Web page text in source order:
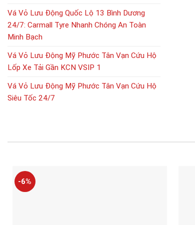
Vá Vỏ Lưu Động Quốc Lộ 13 Bình Dương
24/7: Carmall Tyre Nhanh Chóng An Toàn
Minh Bạch
Vá Vỏ Lưu Động Mỹ Phước Tân Vạn Cứu Hộ
Lốp Xe Tải Gần KCN VSIP 1
Vá Vỏ Lưu Động Mỹ Phước Tân Vạn Cứu Hộ
Siêu Tốc 24/7
-6%